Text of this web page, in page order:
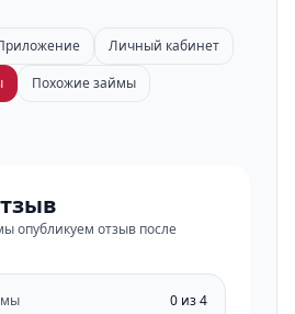
Личный кабинет
Похожие займы
опубликуем отзыв после
0 из 4